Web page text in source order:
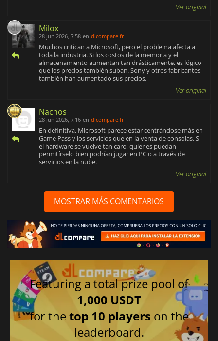
Ver original
Milox
28 jun 2026, 7:58 en dlcompare.fr
Muchos critican a Microsoft, pero el problema afecta a
toda la industria. Si los costos de la memoria y el
almacenamiento aumentan tan drásticamente, es lógico
que los precios también suban. Sony y otros fabricantes
también han aumentado sus precios.
Ver original
Nachos
28 jun 2026, 7:16 en dlcompare.fr
En definitiva, Microsoft parece estar centrándose más en
Game Pass y los servicios que en la venta de consolas. Si
el hardware se vuelve tan caro, quienes puedan
permitírselo bien podrían jugar en PC o a través de
servicios en la nube.
Ver original
MOSTRAR MÁS COMENTARIOS
Featuring a total prize pool of
1,000 USDT
for thetop 10 players on the
leaderboard.